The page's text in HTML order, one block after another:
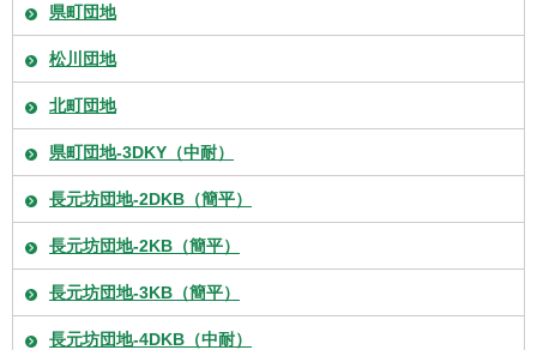
県町団地
松川団地
北町団地
県町団地-3DKY（中耐）
長元坊団地-2DKB（簡平）
長元坊団地-2KB（簡平）
長元坊団地-3KB（簡平）
長元坊団地-4DKB（中耐）